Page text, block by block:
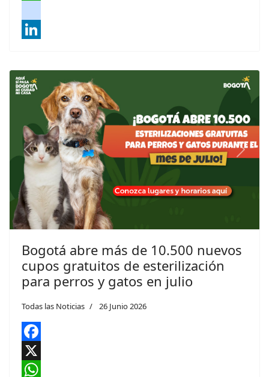
instagram
Previous Next
Bogotá abre más de 10.500 nuevos
cupos gratuitos de esterilización
para perros y gatos en julio
Todas las Noticias 26 Junio 2026
Facebook
X